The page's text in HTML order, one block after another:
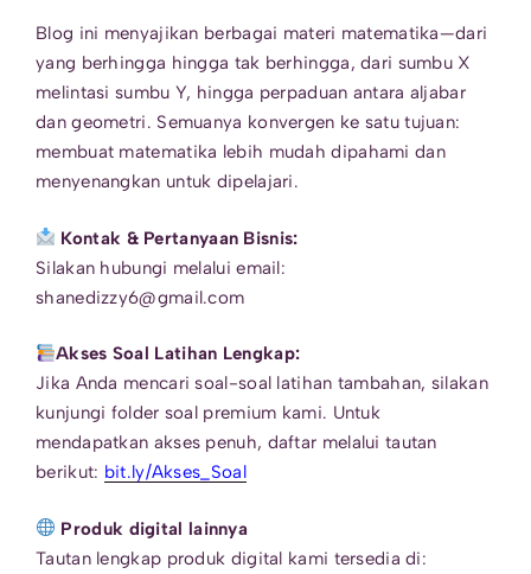
Blog ini menyajikan berbagai materi matematika—dari
yang berhingga hingga tak berhingga, dari sumbu X
melintasi sumbu Y, hingga perpaduan antara aljabar
dan geometri. Semuanya konvergen ke satu tujuan:
membuat matematika lebih mudah dipahami dan
menyenangkan untuk dipelajari.
Kontak & Pertanyaan Bisnis:
Silakan hubungi melalui email:
shanedizzy6@gmail.com
Akses Soal Latihan Lengkap:
Jika Anda mencari soal-soal latihan tambahan, silakan
kunjungi folder soal premium kami. Untuk
mendapatkan akses penuh, daftar melalui tautan
berikut: bit.ly/Akses_Soal
Produk digital lainnya
Tautan lengkap produk digital kami tersedia di: